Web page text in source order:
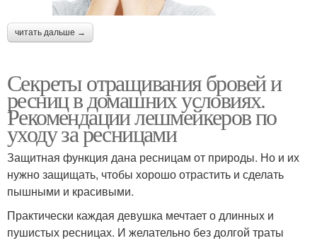
читать дальше →
Секреты отращивания бровей и
ресниц в домашних условиях.
Рекомендации лешмейкеров по
уходу за ресницами
Защитная функция дана ресницам от природы. Но и их
нужно защищать, чтобы хорошо отрастить и сделать
пышными и красивыми.
Практически каждая девушка мечтает о длинных и
пушистых ресницах. И желательно без долгой траты